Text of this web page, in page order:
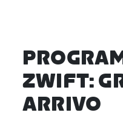
ZWIFT:
ARRIVO